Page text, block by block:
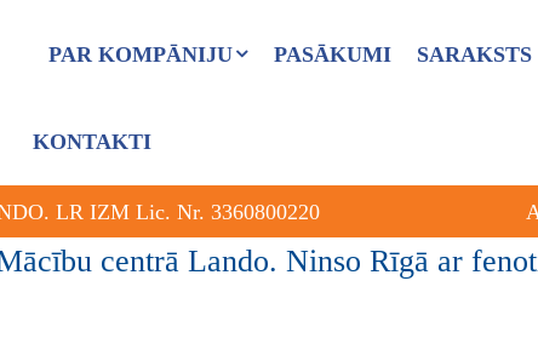
PAR KOMPĀNIJU PASĀKUMI SARAKSTS
KONTAKTI
LR IZM Lic. Nr. 3360800220
centrā Lando. Ninso Rīgā ar